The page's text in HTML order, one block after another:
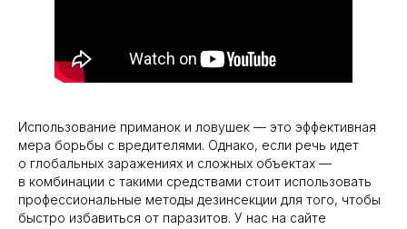
Использование приманок и ловушек — это эффективная
мера борьбы с вредителями. Однако, если речь идет
о глобальных заражениях и сложных объектах —
в комбинации с такими средствами стоит использовать
профессиональные методы дезинсекции для того, чтобы
быстро избавиться от паразитов. У нас на сайте